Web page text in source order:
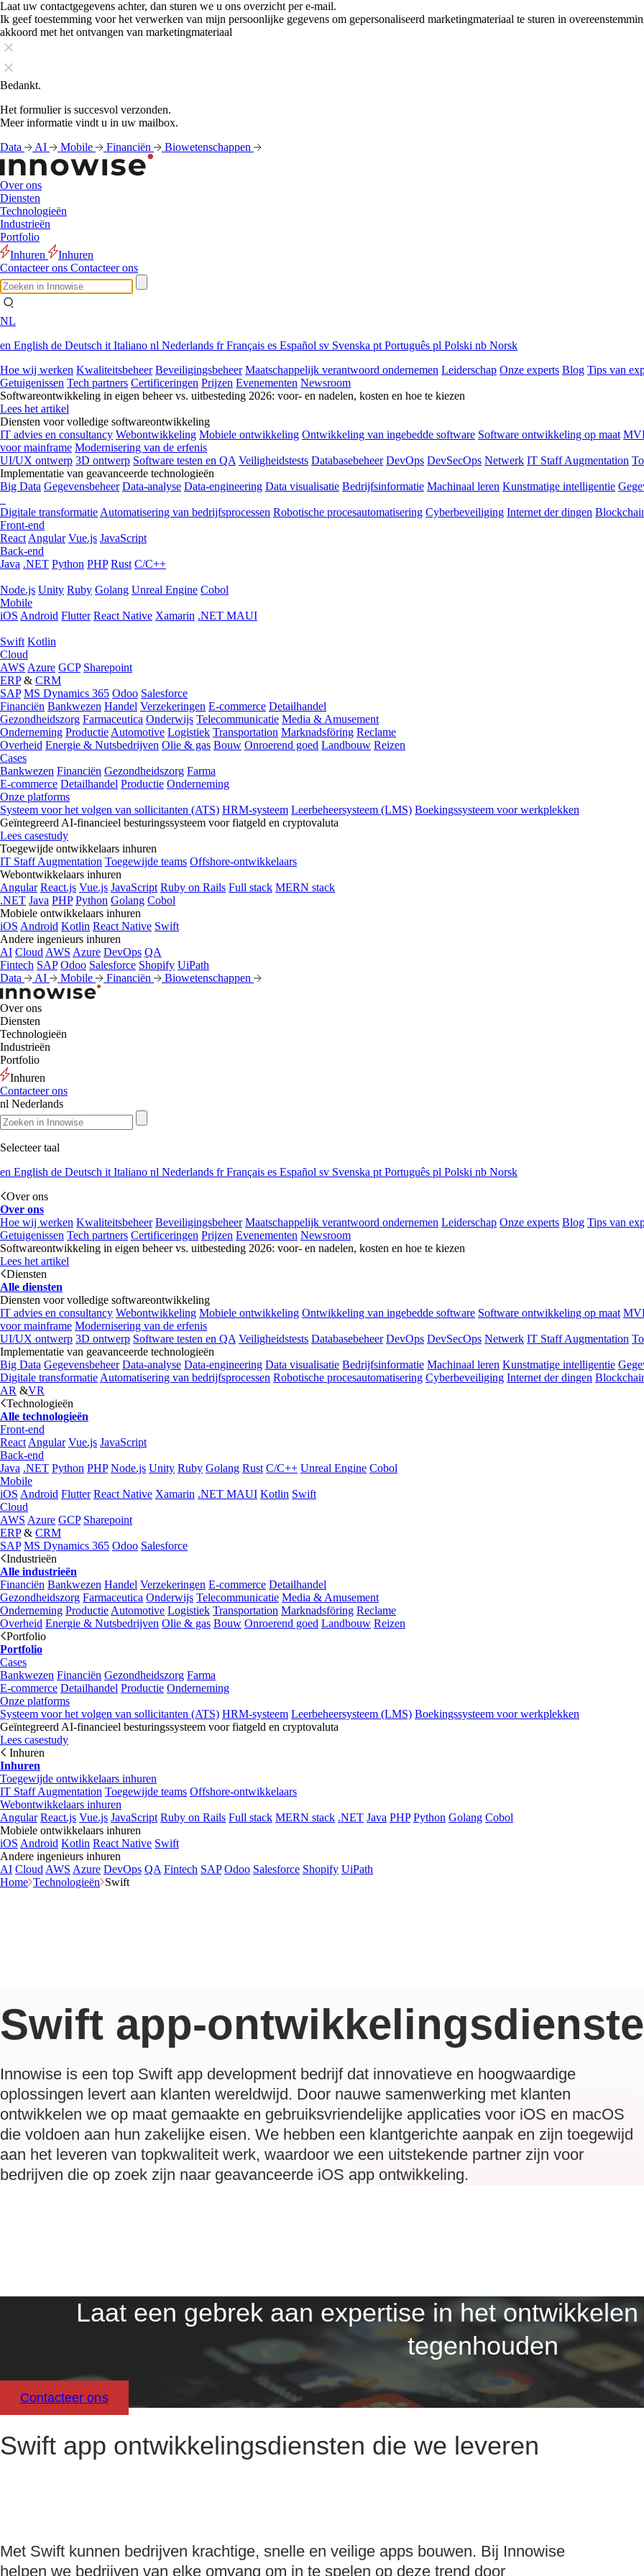
Laat uw contactgegevens achter, dan sturen we u ons overzicht per e-mail.
Ik geef toestemming voor het verwerken van mijn persoonlijke gegevens om gepersonaliseerd marketingmateriaal te sturen in
akkoord met het ontvangen van marketingmateriaal
Bedankt.
Het formulier is succesvol verzonden.
Meer informatie vindt u in uw mailbox.
Data
AI Mobile Financiën Biowetenschappen
Over ons
Diensten
Technologieën
Industrieën
Portfolio
Inhuren
Inhuren
Contacteer ons Contacteer ons
NL
en English de Deutsch it Italiano nl Nederlands frFrançais es Español sv Svenska pt Português pl Polski nb Norsk
Hoe wij werken Kwaliteitsbeheer Beveiligingsbeheer Maatschappelijk verantwoord ondernemen Leiderschap Onze experts Blog Tips van
Getuigenissen Tech partners Certificeringen Prijzen Evenementen Newsroom
Softwareontwikkeling in eigen beheer vs. uitbesteding 2026: voor- en nadelen, kosten en hoe te kiezen
Lees het artikel
Diensten voor volledige softwareontwikkeling
IT advies en consultancy Webontwikkeling Mobiele ontwikkeling Ontwikkeling van ingebedde software Software ontwikkeling op maat
voor mainframe Modernisering van de erfenis
UI/UX ontwerp 3D ontwerp Software testen en QA Veiligheidstests Databasebeheer DevOps DevSecOps Netwerk IT Staff Augmentation
Implementatie van geavanceerde technologieën
Big Data Gegevensbeheer Data-analyse Data-engineering Data visualisatie Bedrijfsinformatie Machinaal leren Kunstmatige intelligentie
Digitale transformatie Automatisering van bedrijfsprocessen Robotische procesautomatisering Cyberbeveiliging Internet der dingen
Front-end
React Angular Vue.js JavaScript
Back-end
Java .NET Python PHP Rust C/C++
Node.js Unity Ruby Golang Unreal Engine Cobol
Mobile
iOS Android Flutter React Native Xamarin .NET MAUI
Swift Kotlin
Cloud
AWS Azure GCP Sharepoint
ERP& CRM
SAP MS Dynamics 365 Odoo Salesforce
Financiën Bankwezen Handel Verzekeringen E-commerce Detailhandel
Gezondheidszorg Farmaceutica Onderwijs Telecommunicatie Media & Amusement
Onderneming Productie Automotive Logistiek Transportation Marknadsföring Reclame
Overheid Energie & Nutsbedrijven Olie & gas Bouw Onroerend goed Landbouw Reizen
Cases
Bankwezen Financiën Gezondheidszorg Farma
E-commerce Detailhandel Productie Onderneming
Onze platforms
Systeem voor het volgen van sollicitanten (ATS) HRM-systeem Leerbeheersysteem (LMS) Boekingssysteem voor werkplekken
Geïntegreerd AI-financieel besturingssysteem voor fiatgeld en cryptovaluta
Lees casestudy
Toegewijde ontwikkelaars inhuren
IT Staff Augmentation Toegewijde teams Offshore-ontwikkelaars
Webontwikkelaars inhuren
Angular React.js Vue.js JavaScript Ruby on Rails Full stack MERN stack
.NET Java PHP Python Golang Cobol
Mobiele ontwikkelaars inhuren
iOS Android Kotlin React Native Swift
Andere ingenieurs inhuren
AI Cloud AWS Azure DevOps QA
Fintech SAP Odoo Salesforce Shopify UiPath
Data
AI Mobile Financiën Biowetenschappen
Over ons
Diensten
Technologieën
Industrieën
Portfolio
Inhuren
Contacteer ons
nl Nederlands
Selecteer taal
en English de Deutsch it Italiano nl Nederlands frFrançais es Español sv Svenska pt Português pl Polski nb Norsk
Over ons
Over ons
Hoe wij werken Kwaliteitsbeheer Beveiligingsbeheer Maatschappelijk verantwoord ondernemen Leiderschap Onze experts Blog Tips van
Getuigenissen Tech partners Certificeringen Prijzen Evenementen Newsroom
Softwareontwikkeling in eigen beheer vs. uitbesteding 2026: voor- en nadelen, kosten en hoe te kiezen
Lees het artikel
Diensten
Alle diensten
Diensten voor volledige softwareontwikkeling
IT advies en consultancy Webontwikkeling Mobiele ontwikkeling Ontwikkeling van ingebedde software Software ontwikkeling op maat
voor mainframe Modernisering van de erfenis
UI/UX ontwerp 3D ontwerp Software testen en QA Veiligheidstests Databasebeheer DevOps DevSecOps Netwerk IT Staff Augmentation
Implementatie van geavanceerde technologieën
Big Data Gegevensbeheer Data-analyse Data-engineering Data visualisatie Bedrijfsinformatie Machinaal leren Kunstmatige intelligentie
Digitale transformatie Automatisering van bedrijfsprocessen Robotische procesautomatisering Cyberbeveiliging Internet der dingen
AR &VR
Technologieën
Alle technologieën
Front-end
React Angular Vue.js JavaScript
Back-end
Java .NET Python PHP Node.js Unity Ruby Golang Rust C/C++ Unreal Engine Cobol
Mobile
iOS Android Flutter React Native Xamarin .NET MAUI Kotlin Swift
Cloud
AWS Azure GCP Sharepoint
ERP& CRM
SAP MS Dynamics 365 Odoo Salesforce
Industrieën
Alle industrieën
Financiën Bankwezen Handel Verzekeringen E-commerce Detailhandel
Gezondheidszorg Farmaceutica Onderwijs Telecommunicatie Media & Amusement
Onderneming Productie Automotive Logistiek Transportation Marknadsföring Reclame
Overheid Energie & Nutsbedrijven Olie & gas Bouw Onroerend goed Landbouw Reizen
Portfolio
Portfolio
Cases
Bankwezen Financiën Gezondheidszorg Farma
E-commerce Detailhandel Productie Onderneming
Onze platforms
Systeem voor het volgen van sollicitanten (ATS) HRM-systeem Leerbeheersysteem (LMS) Boekingssysteem voor werkplekken
Geïntegreerd AI-financieel besturingssysteem voor fiatgeld en cryptovaluta
Lees casestudy
Inhuren
Inhuren
Toegewijde ontwikkelaars inhuren
IT Staff Augmentation Toegewijde teams Offshore-ontwikkelaars
Webontwikkelaars inhuren
Angular React.js Vue.js JavaScript Ruby on Rails Full stack MERN stack .NET Java PHP Python Golang Cobol
Mobiele ontwikkelaars inhuren
iOS Android Kotlin React Native Swift
Andere ingenieurs inhuren
AI Cloud AWS Azure DevOps QA Fintech SAP Odoo Salesforce Shopify UiPath
Home Technologieën Swift
Swift app-
Innowise is een top Swift app development bedrijf dat innovatieve en hoogwaardige
oplossingen levert aan klanten wereldwijd. Door nauwe samenwerking met klanten
ontwikkelen we op maat gemaakte en gebruiksvriendelijke applicaties voor iOS en macOS
die voldoen aan hun zakelijke eisen. We hebben een klantgerichte aanpak en zijn toegewijd
aan het leveren van topkwaliteit werk, waardoor we een uitstekende partner zijn voor
bedrijven die op zoek zijn naar geavanceerde iOS app ontwikkeling.
Laat een gebrek aan expertise in het
tegenhouden
Contacteer ons
Swift app ontwikkelingsdiensten die we leveren
Met Swift kunnen bedrijven krachtige, snelle en veilige apps bouwen. Bij Innowise
helpen we bedrijven van elke omvang om in te spelen op deze trend door